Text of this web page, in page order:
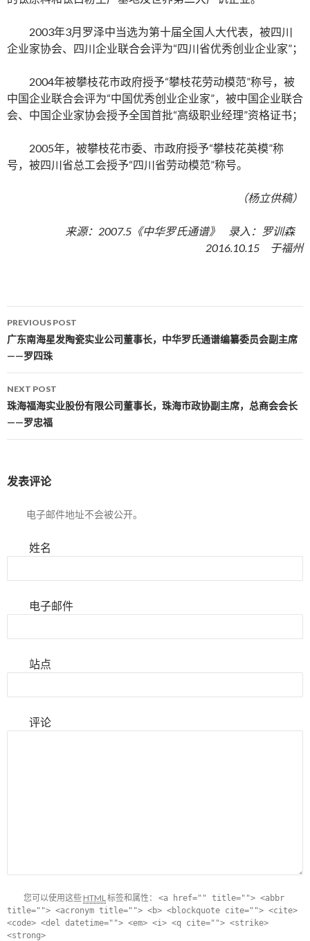
2003年3月罗泽中当选为第十届全国人大代表，被四川
企业家协会、四川企业联合会评为“四川省优秀创业企业家”；
2004年被攀枝花市政府授予“攀枝花劳动模范”称号，被
中国企业联合会评为“中国优秀创业企业家”，被中国企业联合
会、中国企业家协会授予全国首批“高级职业经理”资格证书；
2005年，被攀枝花市委、市政府授予“攀枝花英模”称
号，被四川省总工会授予“四川省劳动模范”称号。
（杨立供稿）
来源：2007.5《中华罗氏通谱》 录入：罗训森
2016.10.15 于福州
Post navigation
PREVIOUS POST
广东南海星发陶瓷实业公司董事长，中华罗氏通谱编纂委员会副主席
——罗四珠
NEXT POST
珠海福海实业股份有限公司董事长，珠海市政协副主席，总商会会长
——罗忠福
发表评论
电子邮件地址不会被公开。
姓名
电子邮件
站点
评论
您可以使用这些 HTML标签和属性： <a href="" title=""> <abbr
title=""> <acronym title=""> <b> <blockquote cite=""> <cite>
<code> <del datetime=""> <em> <i> <q cite=""> <strike>
<strong>